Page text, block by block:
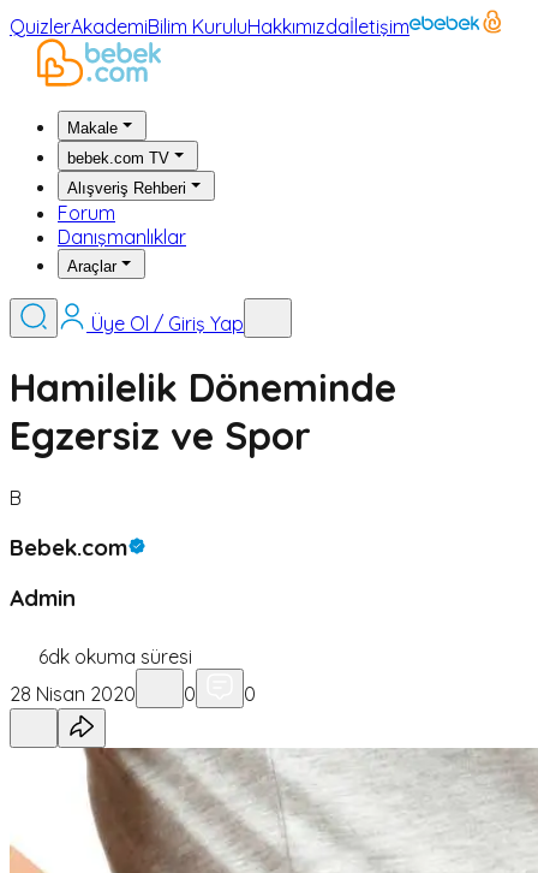
QuizlerAkademiBilim KuruluHakkımızdaİletişim
Makale
bebek.com TV
Alışveriş Rehberi
Forum
Danışmanlıklar
Araçlar
Üye Ol / Giriş Yap
Hamilelik Döneminde
Egzersiz ve Spor
B
Bebek.com
Admin
6dk okuma süresi
28 Nisan 2020
0 0